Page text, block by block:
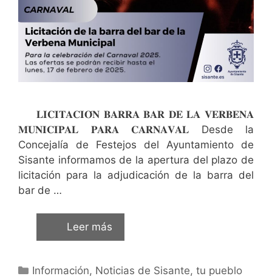
𝐋𝐈𝐂𝐈𝐓𝐀𝐂𝐈𝐎́𝐍 𝐁𝐀𝐑𝐑𝐀 𝐁𝐀𝐑 𝐃𝐄 𝐋𝐀 𝐕𝐄𝐑𝐁𝐄𝐍𝐀
𝐌𝐔𝐍𝐈𝐂𝐈𝐏𝐀𝐋 𝐏𝐀𝐑𝐀 𝐂𝐀𝐑𝐍𝐀𝐕𝐀𝐋 Desde la
Concejalía de Festejos del Ayuntamiento de
Sisante informamos de la apertura del plazo de
licitación para la adjudicación de la barra del
bar de …
Leer más
Información, Noticias de Sisante, tu pueblo